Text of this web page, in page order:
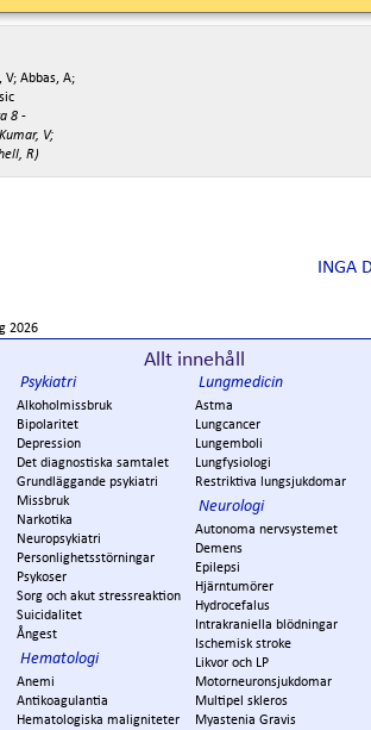
V; Abbas, A;
8 -
V;
R)
INGA
2026
Allt innehåll
Psykiatri
Alkoholmissbruk
Bipolaritet
Depression
Det diagnostiska samtalet
Grundläggande psykiatri
Missbruk
Narkotika
Neuropsykiatri
Personlighetsstörningar
Psykoser
Sorg och akut stressreaktion
Suicidalitet
Ångest
Hematologi
Anemi
Antikoagulantia
Hematologiska maligniteter
Lungmedicin
Astma
Lungcancer
Lungemboli
Lungfysiologi
Restriktiva lungsjukdomar
Neurologi
Autonoma nervsystemet
Demens
Epilepsi
Hjärntumörer
Hydrocefalus
Intrakraniella blödningar
Ischemisk stroke
Likvor och LP
Motorneuronsjukdomar
Multipel skleros
Myastenia Gravis